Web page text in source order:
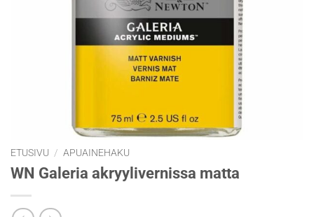
ETUSIVU / APUAINEHAKU
WN Galeria akryylivernissa matta